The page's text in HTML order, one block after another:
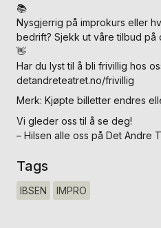
📚
Nysgjerrig på improkurs eller
bedrift? Sjekk ut våre tilbud på
👋
Har du lyst til å bli frivillig hos
detandreteatret.no/frivillig
Merk: Kjøpte billetter endres
Vi gleder oss til å se deg!
– Hilsen alle oss på Det Andre
Tags
IBSEN IMPRO